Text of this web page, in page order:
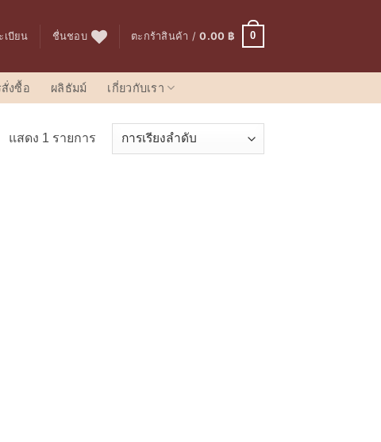
เบียน ชื่นชอบ ตะกร้าสินค้า /0.00 ฿ 0
งซื้อ ผลิธัมม์ เกี่ยวกับเรา
แสดง 1 รายการ